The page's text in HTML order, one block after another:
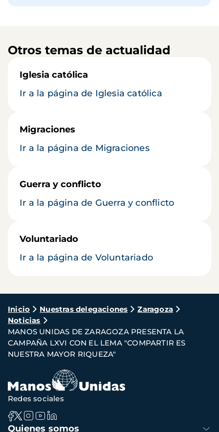
Otros temas de actualidad
Iglesia católica
Ir a la página de Iglesia católica
Migraciones
Ir a la página de Migraciones
Guerra y conflicto
Ir a la página de Guerra y conflicto
Voluntariado
Ir a la página de Voluntariado
Ruta
de
navegación
Inicio Nuestras delegaciones
Zaragoza
Noticias
MANOS UNIDAS DE ZARAGOZA PRESENTA LA
CAMPAÑA LXVI CON EL LEMA "COMPARTIR ES
NUESTRA MAYOR RIQUEZA"
Navegación
Quienes somos
Redes sociales